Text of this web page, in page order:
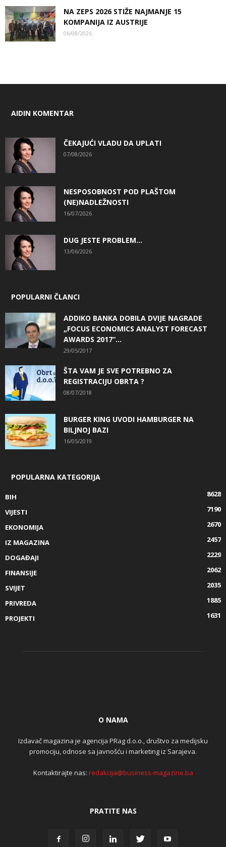
NA ZEPS 2026 STIŽE NAJMANJE 15
KOMPANIJA IZ AUSTRIJE
06/08/2026
AIDIN KOMENTAR
ČEKAJUĆI VLADU DA UPLATI
07/08/2026
NESPOSOBNOST POD PLAŠTOM
(NE)NADLEŽNOSTI
16/07/2026
DUG JESTE PROBLEM…
13/06/2026
POPULARNI ČLANCI
ADDIKO BANKA DOBILA DVIJE NAGRADE
„FOCUS ECONOMICS ANALYST FORECAST
AWARDS 2017“...
29/05/2017
ŠTA VAM JE SVE POTREBNO ZA
REGISTRACIJU OBRTA ?
08/07/2018
BURGER KING UVODI HAMBURGER NA
BILJNOJ BAZI
16/05/2019
POPULARNA KATEGORIJA
BIH
8628
VIJESTI
7190
EKONOMIJA
2670
IZ MAGAZINA
2457
DOGAĐAJI
2229
FINANSIJE
2062
SVIJET
2035
PRIVREDA
1885
PROJEKTI
1631
O NAMA
Izdavač magazina je agencija PRag d.o.o., društvo za medijsku
promociju, odnose sa javnošću i marketing iz Sarajeva.
Kontaktirajte nas: redakcija@business-magazine.ba
PRATITE NAS